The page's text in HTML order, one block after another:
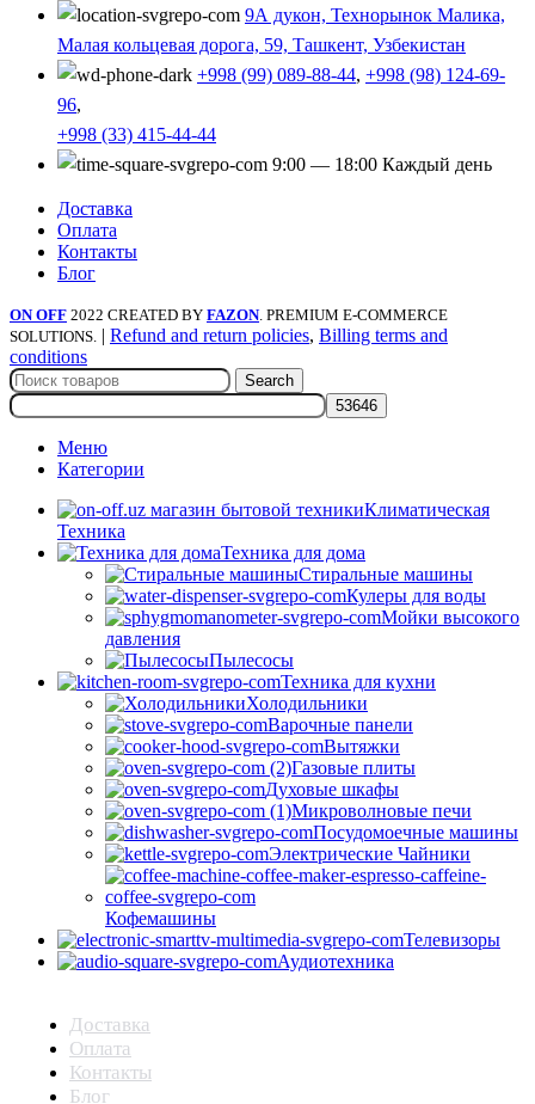
9А дукон, Технорынок Малика,
Малая кольцевая дорога, 59, Ташкент, Узбекистан
+998 (99) 089-88-44, +998 (98) 124-69-
96,
+998 (33) 415-44-44
9:00 — 18:00 Каждый день
Доставка
Оплата
Контакты
Блог
ON OFF 2022 CREATED BY FAZON. PREMIUM E-COMMERCE
SOLUTIONS. | Refund and return policies, Billing terms and
conditions
Search
Меню
Категории
Климатическая
Техника
Техника для дома
Стиральные машины
Кулеры для воды
Мойки высокого
давления
Пылесосы
Техника для кухни
Холодильники
Варочные панели
Вытяжки
Газовые плиты
Духовые шкафы
Микроволновые печи
Посудомоечные машины
Электрические Чайники
Кофемашины
Телевизоры
Аудиотехника
Доставка
Оплата
Контакты
Блог